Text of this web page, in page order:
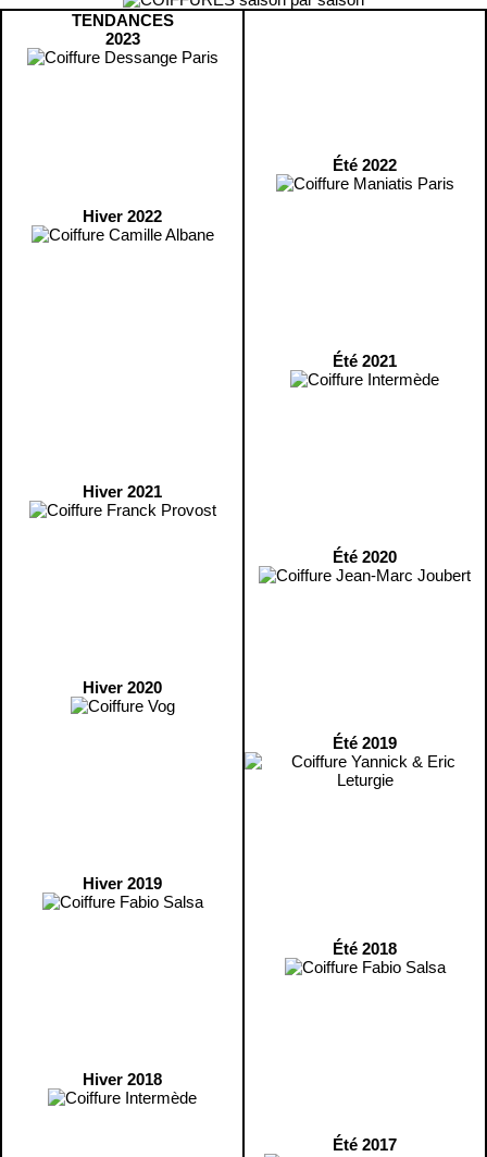
TENDANCES
2023
Hiver 2022
Hiver 2021
Hiver 2020
Hiver 2019
Hiver 2018
Été 2022
Été 2021
Été 2020
Été 2019
Été 2018
Été 2017